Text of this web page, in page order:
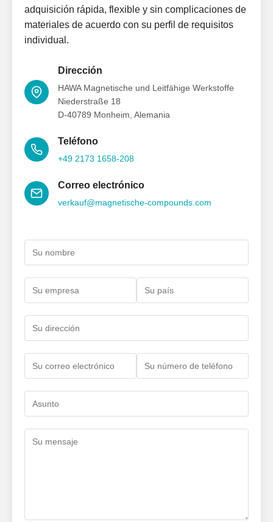
adquisición rápida, flexible y sin complicaciones de
materiales de acuerdo con su perfil de requisitos
individual.
Dirección
HAWA Magnetische und Leitfähige Werkstoffe
Niederstraße 18
D-40789 Monheim, Alemania
Teléfono
+49 2173 1658-208
Correo electrónico
verkauf@magnetische-compounds.com